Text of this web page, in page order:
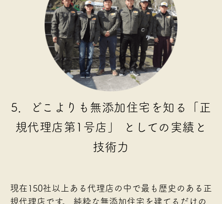
5．どこよりも無添加住宅を知る「正
規代理店第1号店」
としての実績と
技術力
現在150社以上ある代理店の中で最も歴史のある正
規代理店です。
純粋な無添加住宅を建てるだけの